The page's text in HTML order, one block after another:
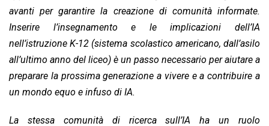
avanti per garantire la creazione di comunità informate.
Inserire l’insegnamento e le implicazioni dell’IA
nell’istruzione K-12 (sistema scolastico americano, dall’asilo
all’ultimo anno del liceo) è un passo necessario per aiutare a
preparare la prossima generazione a vivere e a contribuire a
un mondo equo e infuso di IA.
La stessa comunità di ricerca sull’IA ha un ruolo